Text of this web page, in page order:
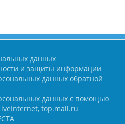
данных
и защиты информации
данных обратной
данных с помощью
top.mail.ru